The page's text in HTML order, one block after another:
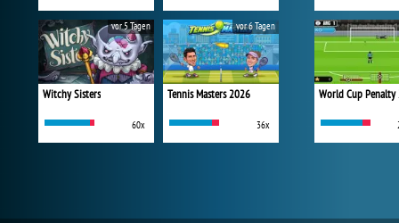
Witchy Sisters
60x
vor 5 Tagen
Tennis Masters 2026
36x
vor 6 Tagen
World Cup